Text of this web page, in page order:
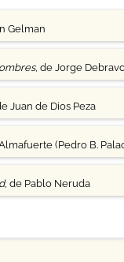
Gelman
, de Jorge
Juan de Dios Peza
(Pedro B.
, de Pablo Neruda